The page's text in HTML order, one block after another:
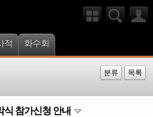
적 화수회
분류
목록
식 참가신청 안내